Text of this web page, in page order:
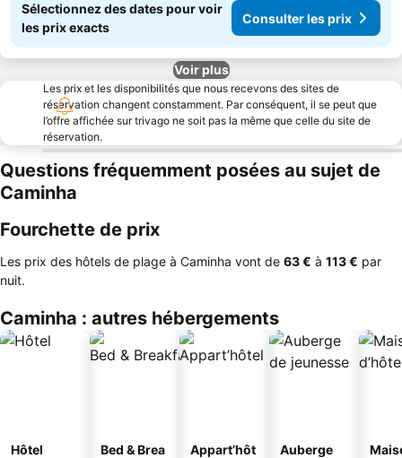
Sélectionnez des dates pour voir
les prix exacts
Consulter les prix
Voir plus
Les prix et les disponibilités que nous recevons des sites de
réservation changent constamment. Par conséquent, il se peut que
l’offre affichée sur trivago ne soit pas la même que celle du site de
réservation.
Questions fréquemment posées au sujet de
Caminha
Fourchette de prix
Les prix des hôtels de plage à Caminha vont de ‎63 € à ‎113 € par
nuit.
Caminha : autres hébergements
Hôtel
Bed & Brea
Appart’hôt
Auberge